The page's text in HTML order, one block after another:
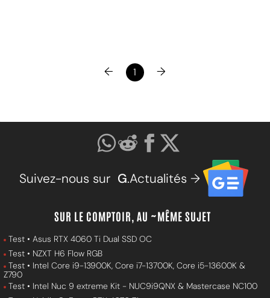
← 1 →
Suivez-nous sur G.Actualités →
SUR LE COMPTOIR, AU ~MÊME SUJET
Test • Asus RTX 4060 Ti Dual SSD OC
Test • NZXT H6 Flow RGB
Test • Intel Core i9-13900K, Core i7-13700K, Core i5-13600K &
Z790
Test • Intel Nuc 9 extreme Kit - NUC9i9QNX & Mastercase NC100